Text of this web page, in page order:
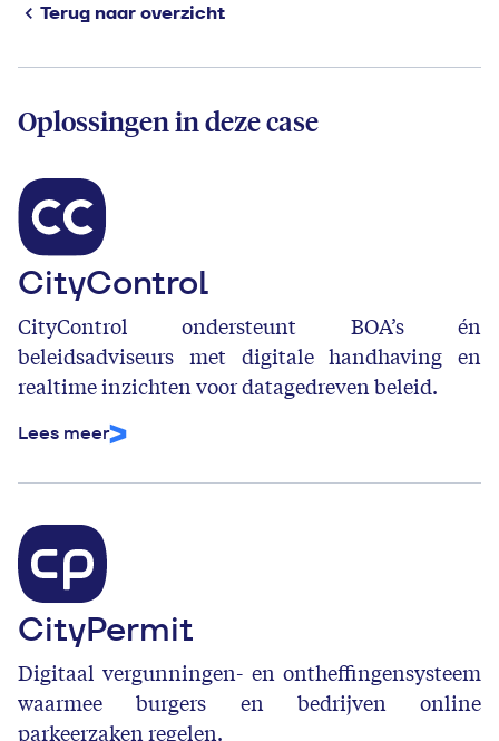
Terug naar overzicht
Oplossingen in deze case
CityControl
CityControl ondersteunt BOA’s én
beleidsadviseurs met digitale handhaving en
realtime inzichten voor datagedreven beleid.
Lees meer
CityPermit
Digitaal vergunningen‑ en ontheffingensysteem
waarmee burgers en bedrijven online
parkeerzaken regelen.